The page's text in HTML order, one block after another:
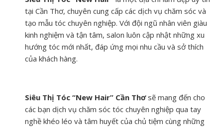
tại Cần Thơ, chuyên cung cấp các dịch vụ chăm sóc và
tạo mẫu tóc chuyên nghiệp. Với đội ngũ nhân viên giàu
kinh nghiệm và tận tâm, salon luôn cập nhật những xu
hướng tóc mới nhất, đáp ứng mọi nhu cầu và sở thích
của khách hàng.
Siêu Thị Tóc “New Hair” Cần Thơsẽ mang đến cho
các bạn dịch vụ chăm sóc tóc chuyên nghiệp qua tay
nghề khéo léo và tâm huyết của chủ tiệm cùng những